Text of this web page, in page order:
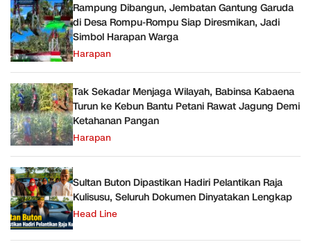
Rampung Dibangun, Jembatan Gantung Garuda
di Desa Rompu-Rompu Siap Diresmikan, Jadi
Simbol Harapan Warga
Harapan
Tak Sekadar Menjaga Wilayah, Babinsa Kabaena
Turun ke Kebun Bantu Petani Rawat Jagung Demi
Ketahanan Pangan
Harapan
Sultan Buton Dipastikan Hadiri Pelantikan Raja
Kulisusu, Seluruh Dokumen Dinyatakan Lengkap
Head Line